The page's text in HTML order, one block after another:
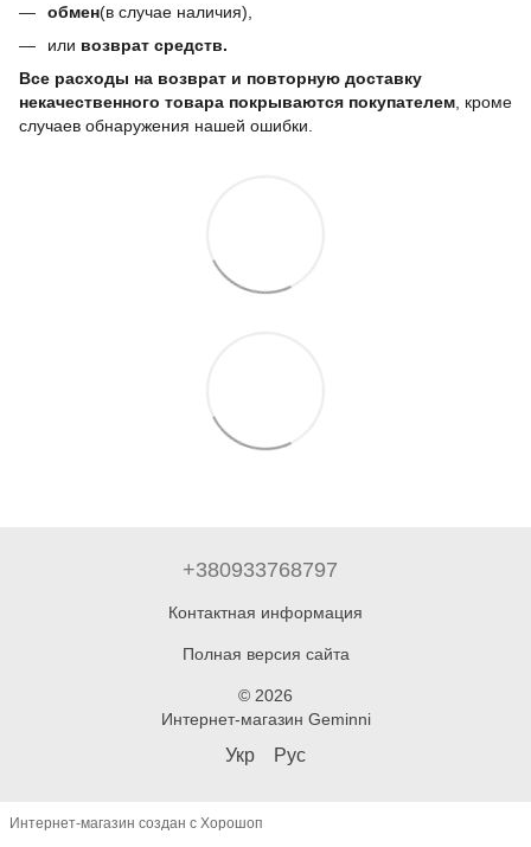
обмен(в случае наличия),
или возврат средств.
Все расходы на возврат и повторную доставку
некачественного товара покрываются покупателем, кроме
случаев обнаружения нашей ошибки.
+380933768797
Контактная информация
Полная версия сайта
© 2026
Интернет-магазин Geminni
Укр Рус
Интернет-магазин создан с Хорошоп